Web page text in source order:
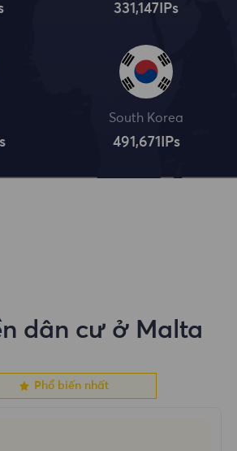
331,148 IPs
South Korea
491,672 IPs
dân cư ở Malta
Phổ biến nhất